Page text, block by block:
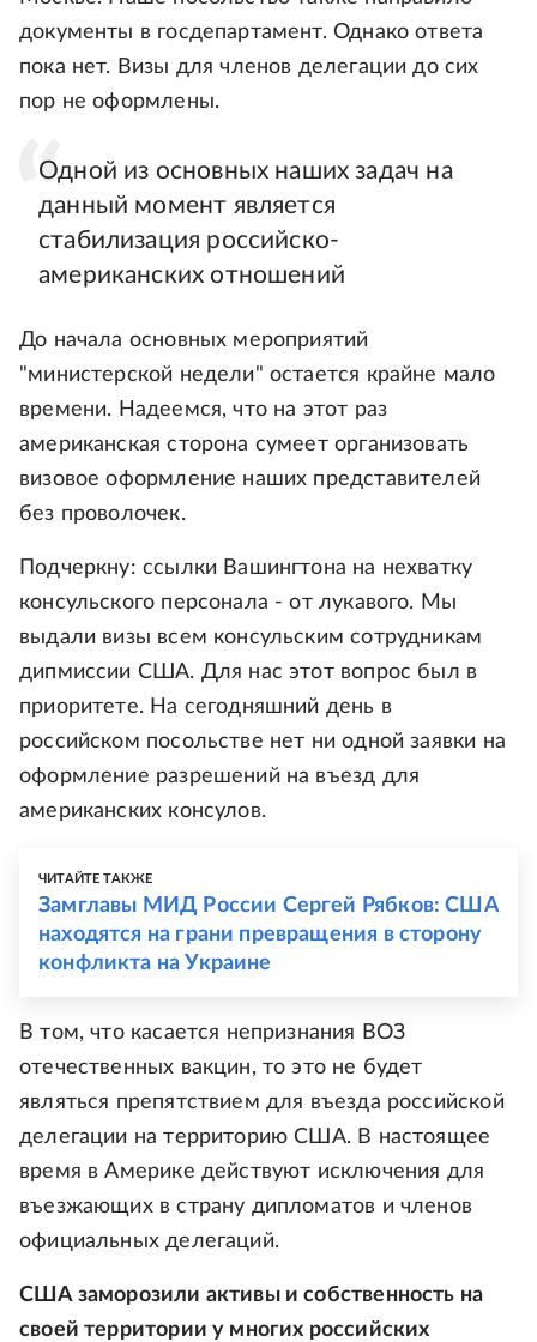
документы в госдепартамент. Однако ответа
пока нет. Визы для членов делегации до сих
пор не оформлены.
Одной из основных наших задач на
данный момент является
стабилизация российско-
американских отношений
До начала основных мероприятий
"министерской недели" остается крайне мало
времени. Надеемся, что на этот раз
американская сторона сумеет организовать
визовое оформление наших представителей
без проволочек.
Подчеркну: ссылки Вашингтона на нехватку
консульского персонала - от лукавого. Мы
выдали визы всем консульским сотрудникам
дипмиссии США. Для нас этот вопрос был в
приоритете. На сегодняшний день в
российском посольстве нет ни одной заявки на
оформление разрешений на въезд для
американских консулов.
ЧИТАЙТЕ ТАКЖЕ
Замглавы МИД России Сергей Рябков: США
находятся на грани превращения в сторону
конфликта на Украине
В том, что касается непризнания ВОЗ
отечественных вакцин, то это не будет
являться препятствием для въезда российской
делегации на территорию США. В настоящее
время в Америке действуют исключения для
въезжающих в страну дипломатов и членов
официальных делегаций.
США заморозили активы и собственность на
своей территории у многих российских